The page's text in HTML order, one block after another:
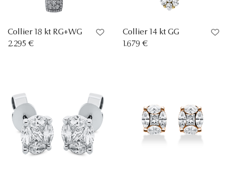
Collier 18 kt RG+WG
2.295 €
Collier 14 kt GG
1.679 €